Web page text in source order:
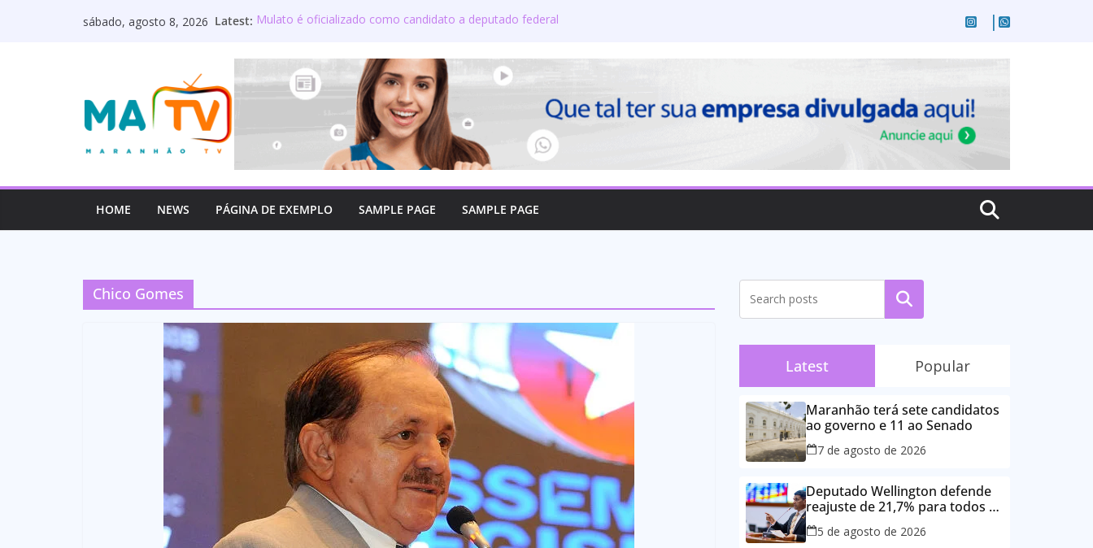
sábado, agosto 8, 2026 Latest: Mulato é oficializado como candidato a deputado federal
os servidores públicos e aposentados do Maranhão
Lourdinha Pereira toma posse no Senado e se torna a
primeira senadora de Coroatá
Wellington do Curso oficializa candidatura a deputado
estadual e reafirma compromisso com o povo do Maranhão
HOME NEWS PÁGINA DE EXEMPLO SAMPLE PAGE SAMPLE PAGE
Chico Gomes Pesquisar
Latest Popular
Maranhão terá sete candidatos
ao governo e 11 ao Senado
7 de agosto de 2026
Deputado Wellington defende
reajuste de 21,7% para todos os
servidores públicos e
aposentados do Maranhão
5 de agosto de 2026